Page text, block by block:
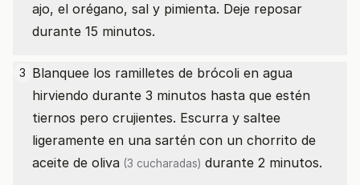
ajo, el orégano, sal y pimienta. Deje reposar
durante 15 minutos.
3 Blanquee los ramilletes de brócoli en agua
hirviendo durante 3 minutos hasta que estén
tiernos pero crujientes. Escurra y saltee
ligeramente en una sartén con un chorrito de
aceite de oliva (3 cucharadas) durante 2 minutos.